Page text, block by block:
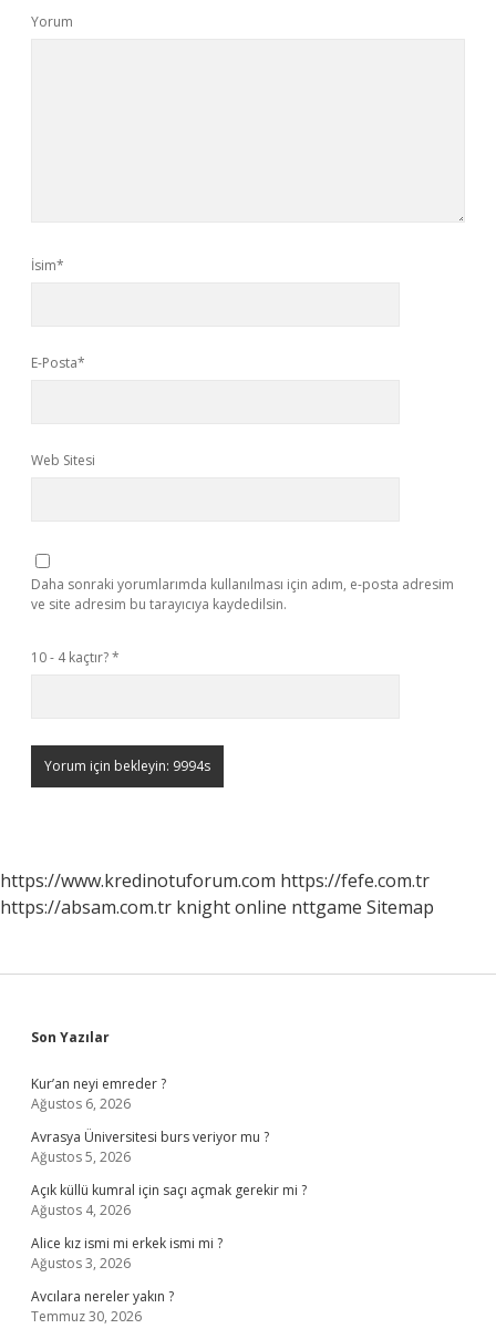
Yorum
İsim*
E-Posta*
Web Sitesi
Daha sonraki yorumlarımda kullanılması için adım, e-posta adresim
ve site adresim bu tarayıcıya kaydedilsin.
10 - 4 kaçtır?*
https://www.kredinotuforum.com https://fefe.com.tr
https://absam.com.tr knight online nttgame Sitemap
Sidebar
Son Yazılar
Kur’an neyi emreder ?
Ağustos 6, 2026
Avrasya Üniversitesi burs veriyor mu ?
Ağustos 5, 2026
Açık küllü kumral için saçı açmak gerekir mi ?
Ağustos 4, 2026
Alice kız ismi mi erkek ismi mi ?
Ağustos 3, 2026
Avcılara nereler yakın ?
Temmuz 30, 2026